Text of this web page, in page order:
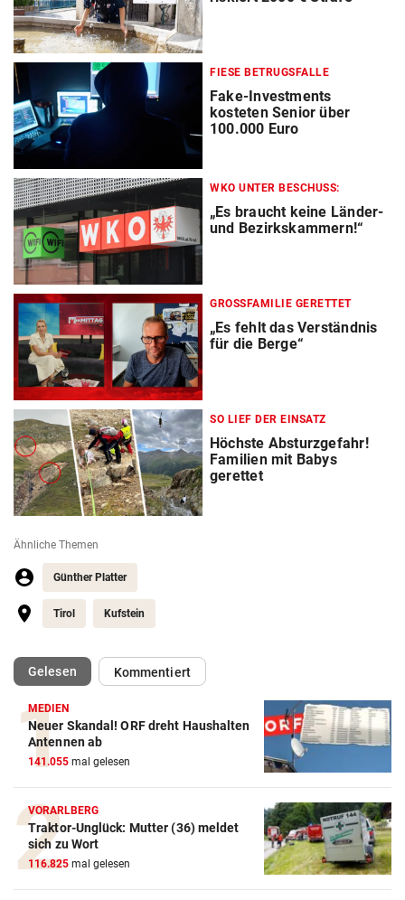
FIESE BETRUGSFALLE
Fake-Investments
kosteten Senior über
100.000 Euro
WKO UNTER BESCHUSS:
„Es braucht keine Länder-
und Bezirkskammern!“
GROSSFAMILIE GERETTET
„Es fehlt das Verständnis
für die Berge“
SO LIEF DER EINSATZ
Höchste Absturzgefahr!
Familien mit Babys
gerettet
Ähnliche Themen
Günther Platter
Tirol Kufstein
Gelesen(ausgewählt)Kommentiert
MEDIEN
Neuer Skandal! ORF dreht Haushalten
Antennen ab
141.055 mal gelesen
VORARLBERG
Traktor-Unglück: Mutter (36) meldet
sich zu Wort
116.825 mal gelesen